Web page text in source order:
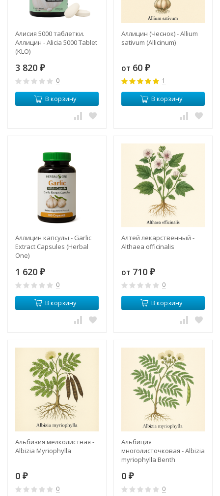
Алисия 5000 таблетки.
Аллицин - Alicia 5000 Tablet
(KLO)
3 820 ₽
0
В корзину
Аллицин (Чеснок) - Allium
sativum (Allicinum)
от 60 ₽
1
В корзину
Аллицин капсулы - Garlic
Extract Capsules (Herbal
One)
1 620 ₽
0
В корзину
Алтей лекарственный -
Althaea officinalis
от 710 ₽
0
В корзину
Альбизия мелколистная -
Albizia Myriophylla
0 ₽
0
Альбиция
многолисточковая - Albizia
myriophylla Benth
0 ₽
0